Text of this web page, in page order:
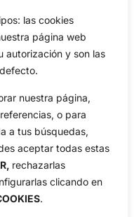
las cookies
página web
autorización y son las
nuestra página,
o para
a tus búsquedas,
aceptar todas estas
rechazarlas
clicando en
.
por